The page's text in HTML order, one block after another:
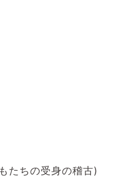
たちの受身の稽古)